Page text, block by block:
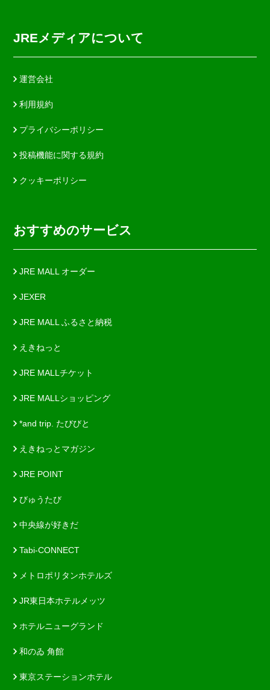
JREメディアについて
運営会社
利用規約
プライバシーポリシー
投稿機能に関する規約
クッキーポリシー
おすすめのサービス
JRE MALL オーダー
JEXER
JRE MALL ふるさと納税
えきねっと
JRE MALLチケット
JRE MALLショッピング
*and trip. たびびと
えきねっとマガジン
JRE POINT
びゅうたび
中央線が好きだ
Tabi-CONNECT
メトロポリタンホテルズ
JR東日本ホテルメッツ
ホテルニューグランド
和のゐ 角館
東京ステーションホテル